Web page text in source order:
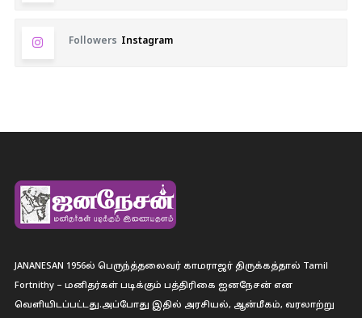
Followers Instagram
JANANESAN 1956ல் பெருந்த்தலைவர் காமராஜர் திருக்கத்தால் Tamil
Fortnithy – மனிதர்கள் படிக்கும் பத்திரிகை ஐனநேசன் என
வெளியிடப்பட்டது.அப்போது இதில் அரசியல், ஆன்மீகம், வரலாற்று